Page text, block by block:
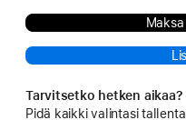
Tarvitsetko hetken aikaa?
Pidä kaikki valintasi